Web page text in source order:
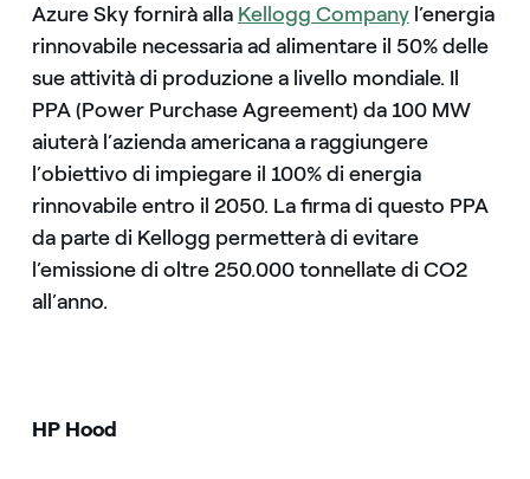
Azure Sky fornirà alla Kellogg Companyl’energia
rinnovabile necessaria ad alimentare il 50% delle
sue attività di produzione a livello mondiale. Il
PPA (Power Purchase Agreement) da 100 MW
aiuterà l’azienda americana a raggiungere
l’obiettivo di impiegare il 100% di energia
rinnovabile entro il 2050. La firma di questo PPA
da parte di Kellogg permetterà di evitare
l’emissione di oltre 250.000 tonnellate di CO2
all’anno.
HP Hood